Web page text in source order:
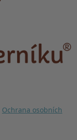
Ochrana osobních